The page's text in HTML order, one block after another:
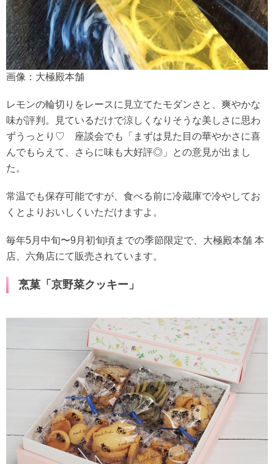
画像：大極殿本舗
レモンの輪切りをレースに見立てたモダンさと、爽やかな
味が評判。見ているだけで涼しくなりそうな美しさに思わ
ずうっとり♡ 座談会でも「まずは見た目の華やかさに喜
んでもらえて、さらに味も大好評◎」との意見が出まし
た。
常温でも保存可能ですが、食べる前に冷蔵庫で冷やしてお
くとよりおいしくいただけますよ。
毎年5月中旬〜9月初旬頃までの季節限定で、大極殿本舗 本
店、六角店にて販売されています。
烹菓「京野菜クッキー」